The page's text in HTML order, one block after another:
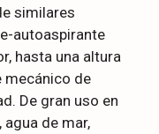
similares
autoaspirante
hasta una altura
mecánico de
De gran uso en
de mar,